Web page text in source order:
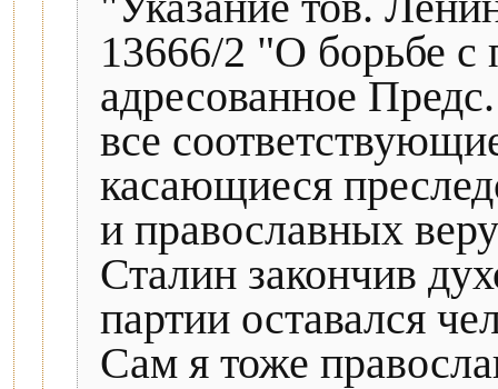
13666/2 "О борьбе с
адресованное
все
касающиеся
и православных
Сталин закончив
партии оставался
Сам я тоже